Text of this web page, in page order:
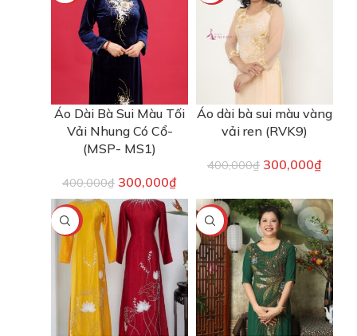
Áo Dài Bà Sui Màu Tối
Vải Nhung Có Cổ-
(MSP- MS1)
400,000₫ 300,000₫
Áo dài bà sui màu vàng
vải ren (RVK9)
400,000₫ 300,000₫
-25% -25%